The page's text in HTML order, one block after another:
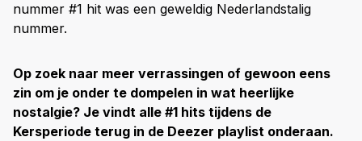
nummer #1 hit was een geweldig Nederlandstalig
nummer.
Op zoek naar meer verrassingen of gewoon eens
zin om je onder te dompelen in wat heerlijke
nostalgie? Je vindt alle #1 hits tijdens de
Kersperiode terug in de Deezer playlist onderaan.